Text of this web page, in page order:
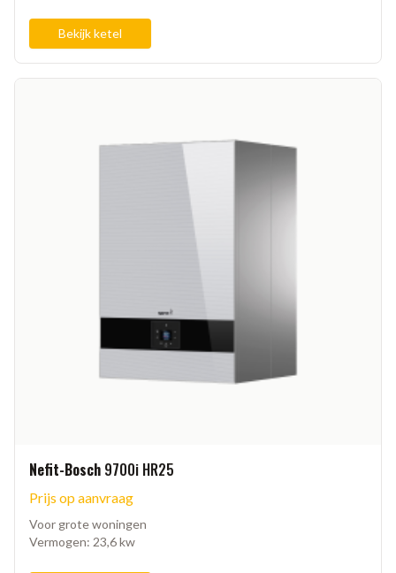
Bekijk ketel
Nefit-Bosch 9700i HR25
Prijs op aanvraag
Voor grote woningen
Vermogen: 23,6 kw